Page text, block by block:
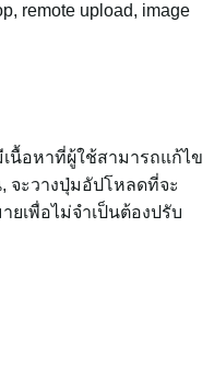
remote upload, image
นื้อหาที่ผู้ใช้สามารถแก้ไข
ะวางปุ่มอัปโหลดที่จะ
ยเพื่อไม่จำเป็นต้องปรับ